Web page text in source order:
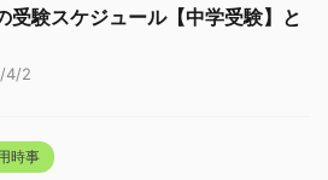
受験スケジュール【中学受験】と
4/2
時事